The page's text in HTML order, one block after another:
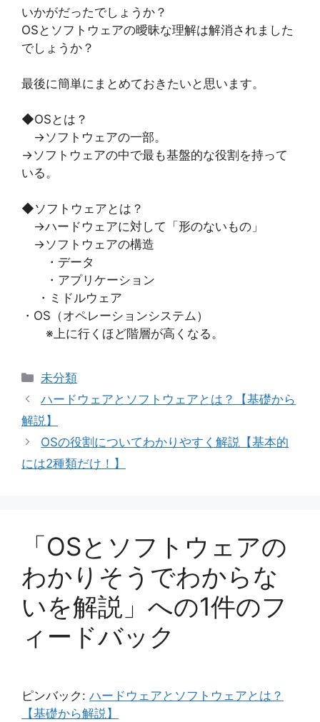
いかがだったでしょうか？
OSとソフトウェアの曖昧な理解は解消されました
でしょうか？
最後に簡単にまとめておきたいと思います。
◆OSとは？
→ソフトウェアの一部。
→ソフトウェアの中で最も基盤的な役割を持って
いる。
◆ソフトウェアとは？
→ハードウェアに対して「形のないもの」
→ソフトウェアの構造
・データ
・アプリケーション
・ミドルウェア
・OS（オペレーションシステム）
※上に行くほど階層が高くなる。
カ
テ
ゴ
リ
ー
未分類
ハードウェアとソフトウェアとは？【基礎から
解説】
OSの役割についてわかりやすく解説【基本的
には2種類だけ！】
「OSとソフトウェアの
わかりそうでわからな
いを解説」への1件のフ
ィードバック
ピンバック: ハードウェアとソフトウェアとは？
【基礎から解説】